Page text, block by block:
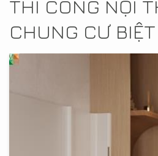
THI CÔNG NỘI
CHUNG CƯ